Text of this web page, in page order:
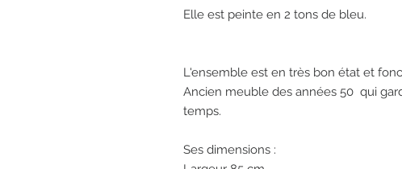
Elle est peinte en 2 tons de bleu.
L'ensemble est en très bon état et
Ancien meuble des années 50  qui
temps.
Ses dimensions :